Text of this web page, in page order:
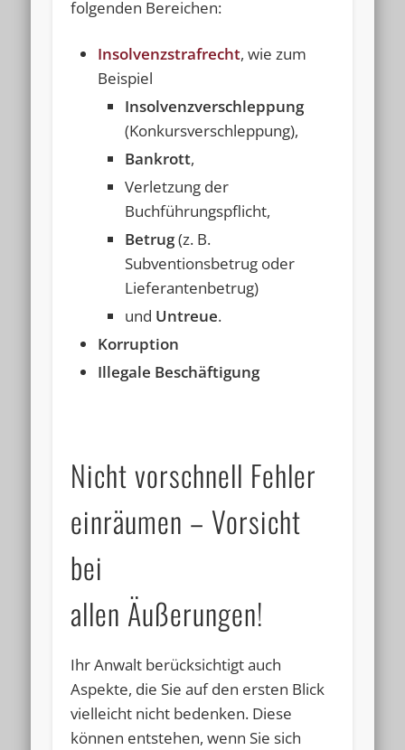
folgenden Bereichen:
Insolvenzstrafrecht, wie zum
Beispiel
Insolvenzverschleppung
(Konkursverschleppung),
Bankrott,
Verletzung der
Buchführungspflicht,
Betrug(z. B.
Subventionsbetrug oder
Lieferantenbetrug)
und Untreue.
Korruption
Illegale Beschäftigung
Nicht vorschnell Fehler
einräumen – Vorsicht
bei
allen Äußerungen!
Ihr Anwalt berücksichtigt auch
Aspekte, die Sie auf den ersten Blick
vielleicht nicht bedenken. Diese
können entstehen, wenn Sie sich